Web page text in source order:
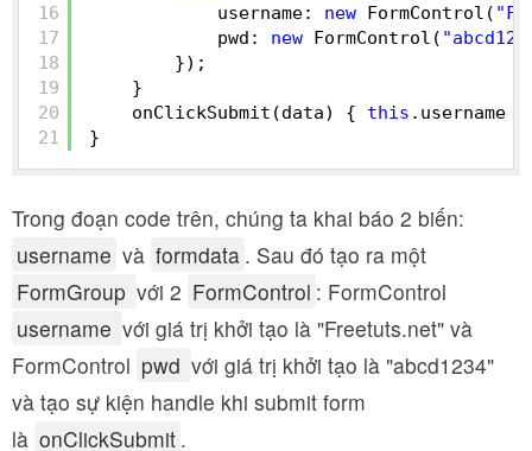
16
17
18
19
20
21
username: new FormControl(
pwd: new FormControl(
});
}
onClickSubmit(data) { this .username
}
Trong đoạn code trên, chúng ta khai báo 2 biến:
username và formdata . Sau đó tạo ra một
FormGroup với 2 FormControl : FormControl
username với giá trị khởi tạo là "Freetuts.net" và
FormControl pwd với giá trị khởi tạo là "abcd1234"
và tạo sự kiện handle khi submit form
là onClickSubmit .